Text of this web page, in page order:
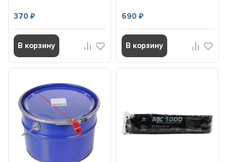
370₽
В корзину
690 ₽
В корзину